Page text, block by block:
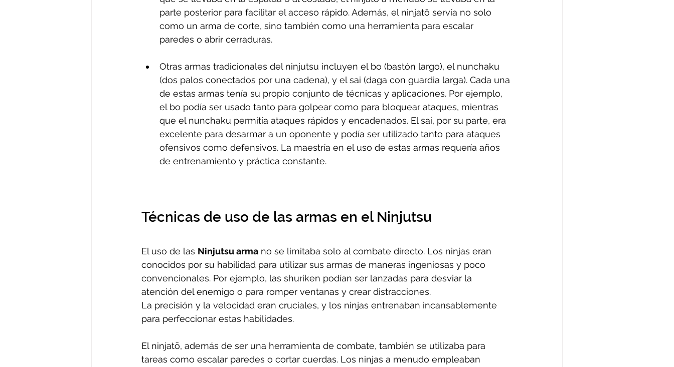
parte posterior para facilitar el acceso rápido. Además, el ninjatō servía no solo
como un arma de corte, sino también como una herramienta para escalar
paredes o abrir cerraduras.
Otras armas tradicionales del ninjutsu incluyen el bo (bastón largo), el nunchaku
(dos palos conectados por una cadena), y el sai (daga con guardia larga). Cada una
de estas armas tenía su propio conjunto de técnicas y aplicaciones. Por ejemplo,
el bo podía ser usado tanto para golpear como para bloquear ataques, mientras
que el nunchaku permitía ataques rápidos y encadenados. El sai, por su parte, era
excelente para desarmar a un oponente y podía ser utilizado tanto para ataques
ofensivos como defensivos. La maestría en el uso de estas armas requería años
de entrenamiento y práctica constante.
Técnicas de uso de las armas en el Ninjutsu
El uso de las Ninjutsu arma no se limitaba solo al combate directo. Los ninjas eran
conocidos por su habilidad para utilizar sus armas de maneras ingeniosas y poco
convencionales. Por ejemplo, las shuriken podían ser lanzadas para desviar la
atención del enemigo o para romper ventanas y crear distracciones.
La precisión y la velocidad eran cruciales, y los ninjas entrenaban incansablemente
para perfeccionar estas habilidades.
El ninjatō, además de ser una herramienta de combate, también se utilizaba para
tareas como escalar paredes o cortar cuerdas. Los ninjas a menudo empleaban